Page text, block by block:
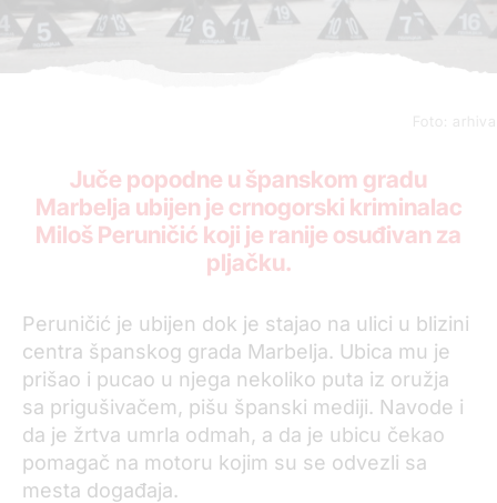
Foto: arhiva
Juče popodne u španskom gradu
Marbelja ubijen je crnogorski kriminalac
Miloš Peruničić koji je ranije osuđivan za
pljačku.
Peruničić je ubijen dok je stajao na ulici u blizini
centra španskog grada Marbelja. Ubica mu je
prišao i pucao u njega nekoliko puta iz oružja
sa prigušivačem, pišu španski mediji. Navode i
da je žrtva umrla odmah, a da je ubicu čekao
pomagač na motoru kojim su se odvezli sa
mesta događaja.